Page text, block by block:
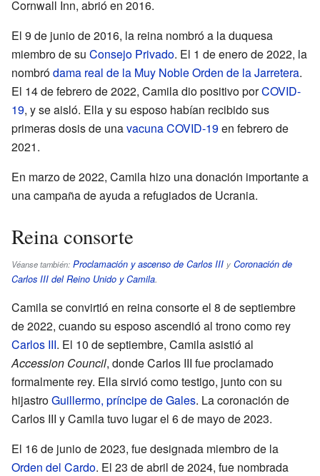
Cornwall Inn, abrió en 2016.
El 9 de junio de 2016, la reina nombró a la duquesa
miembro de su Consejo Privado. El 1 de enero de 2022, la
nombródama real de la Muy Noble Orden de la Jarretera.
El 14 de febrero de 2022, Camila dio positivo porCOVID-
19, y se aisló. Ella y su esposo habían recibido sus
primeras dosis de unavacuna COVID-19en febrero de
2021.
En marzo de 2022, Camila hizo una donación importante a
una campaña de ayuda a refugiados de Ucrania.
Reina consorte
Véanse también: Proclamación y ascenso de Carlos III y Coronación de
Carlos III del Reino Unido y Camila.
Camila se convirtió en reina consorte el 8 de septiembre
de 2022, cuando su esposo ascendió al trono como rey
Carlos III. El 10 de septiembre, Camila asistió al
Accession Council, donde Carlos III fue proclamado
formalmente rey. Ella sirvió como testigo, junto con su
hijastroGuillermo, príncipe de Gales. La coronación de
Carlos III y Camila tuvo lugar el 6 de mayo de 2023.
El 16 de junio de 2023, fue designada miembro de la
Orden del Cardo. El 23 de abril de 2024, fue nombrada